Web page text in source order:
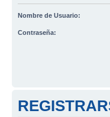
Nombre de Usuario:
Contraseña: